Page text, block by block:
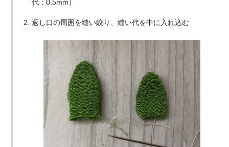
代：0.5mm）
返し口の周囲を縫い絞り、縫い代を中に入れ込む